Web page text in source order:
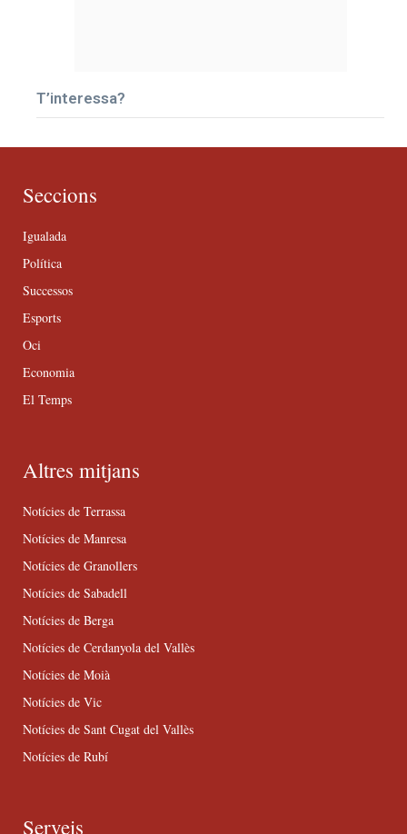
T’interessa?
Seccions
Igualada
Política
Successos
Esports
Oci
Economia
El Temps
Altres mitjans
Notícies de Terrassa
Notícies de Manresa
Notícies de Granollers
Notícies de Sabadell
Notícies de Berga
Notícies de Cerdanyola del Vallès
Notícies de Moià
Notícies de Vic
Notícies de Sant Cugat del Vallès
Notícies de Rubí
Serveis